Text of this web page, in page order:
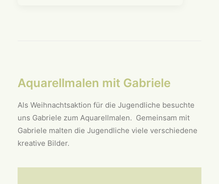
Aquarellmalen mit Gabriele
Als Weihnachtsaktion für die Jugendliche besuchte
uns Gabriele zum Aquarellmalen. Gemeinsam mit
Gabriele malten die Jugendliche viele verschiedene
kreative Bilder.